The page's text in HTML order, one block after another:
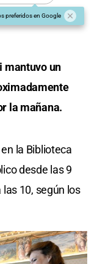
preferidos en Google
mantuvo un
la mañana.
la Biblioteca
desde las 9
10, según los